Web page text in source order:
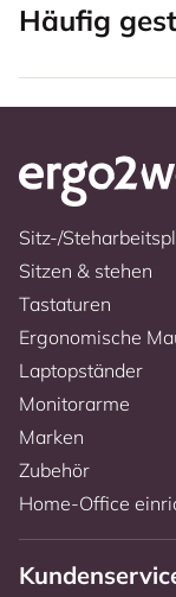
Häufig
Sitz-/
Sitzen & stehen
Tastaturen
Ergonomische
Laptopständer
Monitorarme
Marken
Zubehör
Home-Office